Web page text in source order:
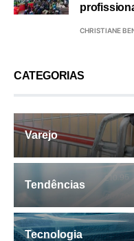
CHRISTIANE
CATEGORIAS
Varejo
Tendências
Tecnologia